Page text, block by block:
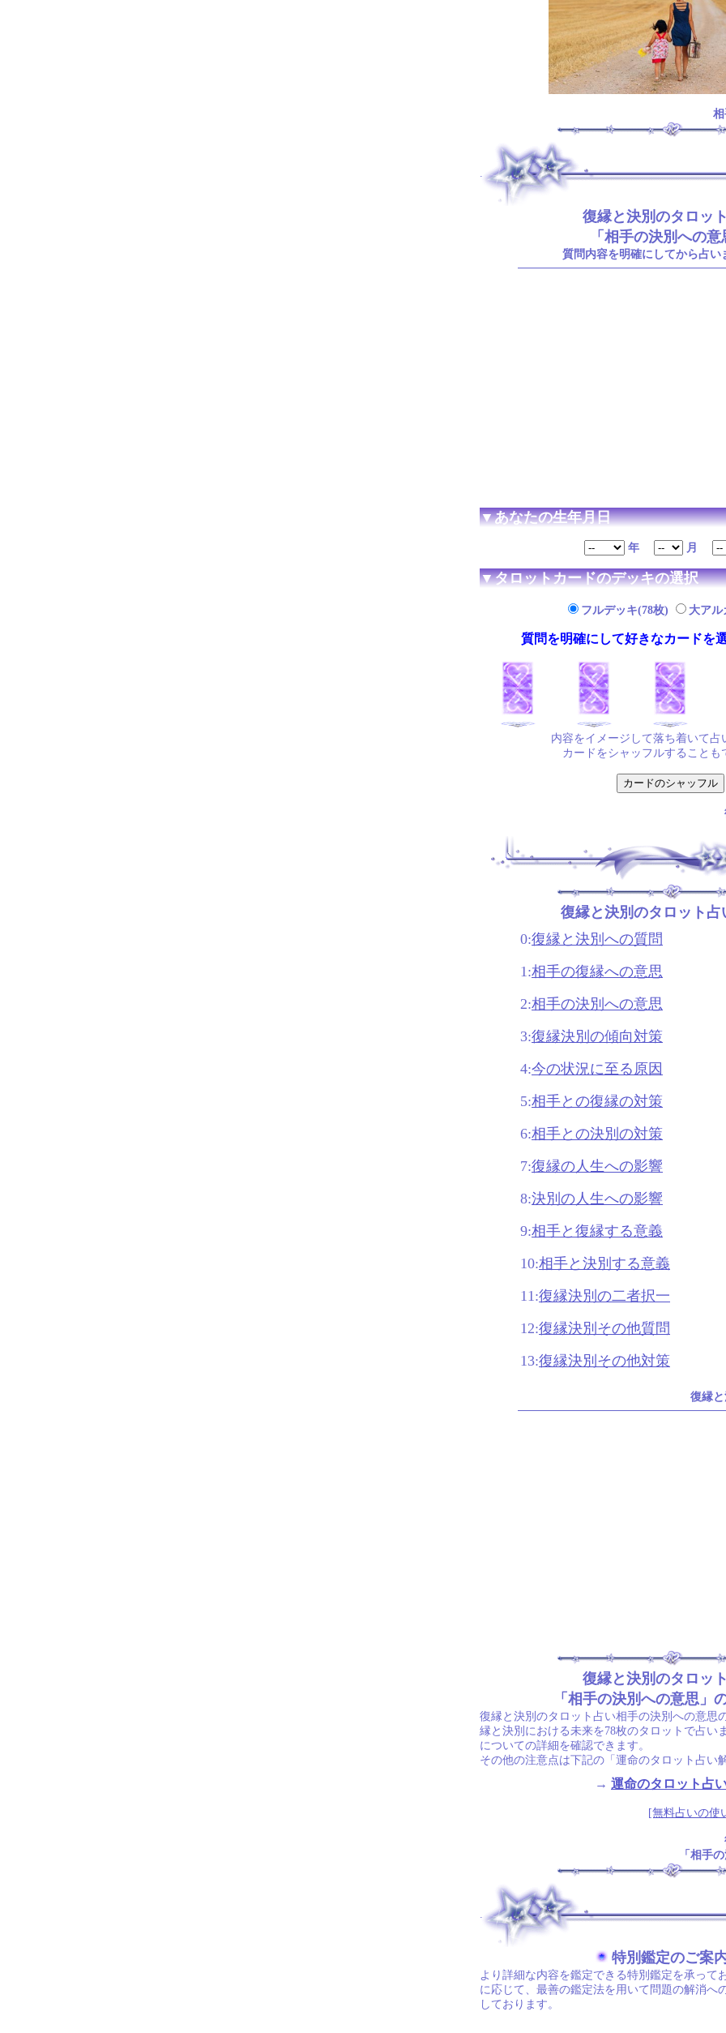
.
復縁と決別のタロッ
「相手の決別への意
質問内容を明確にしてから占い
▼あなたの生年月日
年 月
▼タロットカードのデッキの選択
フルデッキ(78枚) 大アル
質問を明確にして好きなカードを
内容をイメージして落ち着いて占
カードをシャッフルすることも
復縁と決別のタロット占
0:復縁と決別への質問
1:相手の復縁への意思
2:相手の決別への意思
3:復縁決別の傾向対策
4:今の状況に至る原因
5:相手との復縁の対策
6:相手との決別の対策
7:復縁の人生への影響
8:決別の人生への影響
9:相手と復縁する意義
10:相手と決別する意義
11:復縁決別の二者択一
12:復縁決別その他質問
13:復縁決別その他対策
復縁
復縁と決別のタロッ
「相手の決別への意思」
復縁と決別のタロット占い相手の決別への意思
縁と決別における未来を78枚のタロットで占い
についての詳細を確認できます。
その他の注意点は下記の「運命のタロット占い
→ 運命のタロット占
[無料占いの使
「相手
.
特別鑑定のご案
より詳細な内容を鑑定できる特別鑑定を承って
に応じて、最善の鑑定法を用いて問題の解消へ
しております。